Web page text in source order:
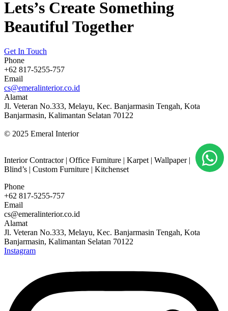
Lets’s Create Something
Beautiful Together
Get In Touch
Phone
+62 817-5255-757
Email
cs@emeralinterior.co.id
Alamat
Jl. Veteran No.333, Melayu, Kec. Banjarmasin Tengah, Kota
Banjarmasin, Kalimantan Selatan 70122
© 2025 Emeral Interior
Interior Contractor | Office Furniture | Karpet | Wallpaper |
Blind’s | Custom Furniture | Kitchenset
Phone
+62 817-5255-757
Email
cs@emeralinterior.co.id
Alamat
Jl. Veteran No.333, Melayu, Kec. Banjarmasin Tengah, Kota
Banjarmasin, Kalimantan Selatan 70122
Instagram